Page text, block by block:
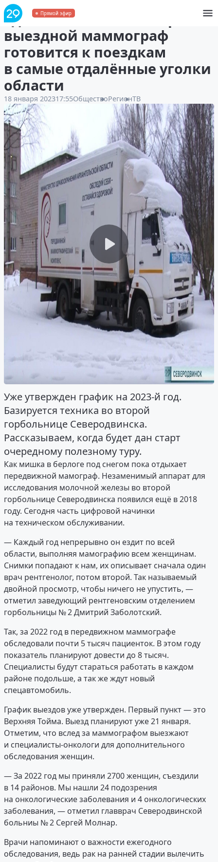
Прямой эфир
Единственный в Поморье
выездной маммограф
готовится к поездкам
в самые отдалённые уголки
области
18 января 202317:55ОбществоРегионТВ
Уже утвержден график на 2023-й год.
Базируется техника во второй
горбольнице Северодвинска.
Рассказываем, когда будет дан старт
очередному полезному туру.
Как мишка в берлоге под снегом пока отдыхает
передвижной мамограф. Незаменимый аппарат для
исследования молочной железы во второй
горбольнице Северодвинска появился ещё в 2018
году. Сегодня часть цифровой начинки
на техническом обслуживании.
— Каждый год непрерывно он ездит по всей
области, выполняя мамографию всем женщинам.
Снимки попадают к нам, их описывает сначала один
врач рентгенолог, потом второй. Так называемый
двойной просмотр, чтобы ничего не упустить, —
отметил заведующий рентгеновским отделением
горбольницы № 2 Дмитрий Заболотский.
Так, за 2022 год в передвижном маммографе
обследовали почти 5 тысяч пациенток. В этом году
показатель планируют довести до 8 тысяч.
Специалисты будут стараться работать в каждом
районе подольше, а так же ждут новый
спецавтомобиль.
График выездов уже утвержден. Первый пункт — это
Верхняя Тойма. Выезд планируют уже 21 января.
Отметим, что вслед за маммографом выезжают
и специалисты-онкологи для дополнительного
обследования женщин.
— За 2022 год мы приняли 2700 женщин, съездили
в 14 районов. Мы нашли 24 подозрения
на онкологические заболевания и 4 онкологических
заболевания, — отметил главврач Северодвинской
больниы № 2 Сергей Молнар.
Врачи напоминают о важности ежегодного
обследования, ведь рак на ранней стадии вылечить